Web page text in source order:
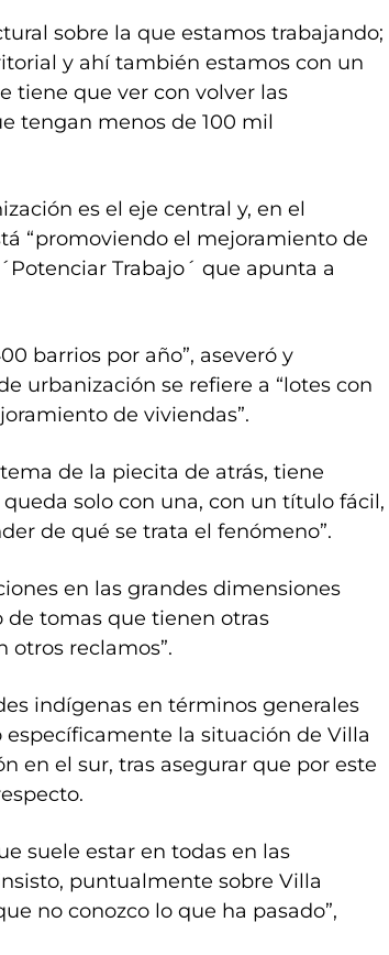
sobre la que estamos trabajando;
y ahí también estamos con un
tiene que ver con volver las
tengan menos de 100 mil
es el eje central y, en el
“promoviendo el mejoramiento de
Trabajo´ que apunta a
barrios por año”, aseveró y
urbanización se refiere a “lotes con
de viviendas”.
de la piecita de atrás, tiene
solo con una, con un título fácil,
de qué se trata el fenómeno”.
en las grandes dimensiones
de tomas que tienen otras
otros reclamos”.
indígenas en términos generales
la situación de Villa
en el sur, tras asegurar que por este
suele estar en todas en las
puntualmente sobre Villa
no conozco lo que ha pasado”,